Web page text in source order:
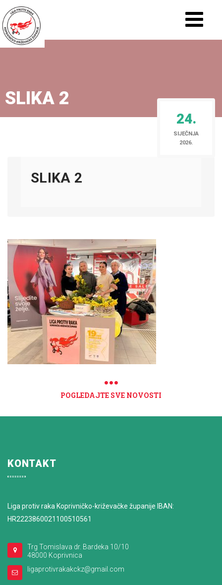
SLIKA 2
24.
SIJEČNJA
2026.
SLIKA 2
POGLEDAJTE SVE NOVOSTI
KONTAKT
Liga protiv raka Koprivničko-križevačke županije IBAN:
HR2223860021100510561
Trg Tomislava dr. Bardeka 10/10
48000 Koprivnica
ligaprotivrakakckz@gmail.com